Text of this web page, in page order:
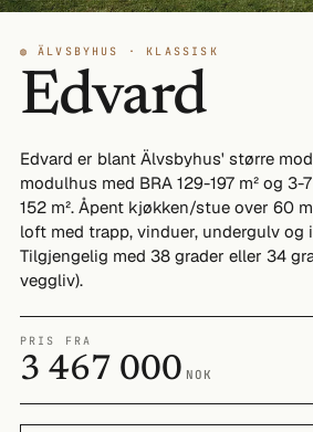
◍ ÄLVSBYHUS · KLASSISK
Edvard
Edvard er blant Älvsbyhus' større
modulhus med BRA 129-197 m² og 3-
152 m². Åpent kjøkken/stue over 60
loft med trapp, vinduer, undergulv og
Tilgjengelig med 38 grader eller 34
veggliv).
PRIS FRA
3 467 000 NOK